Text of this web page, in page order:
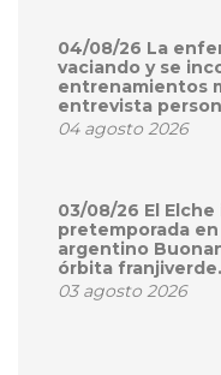
04/08/26 La
vaciando y se
entrenamientos
entrevista
04 agosto 2026
03/08/26 El
pretemporada
argentino
órbita franjiverde.
03 agosto 2026